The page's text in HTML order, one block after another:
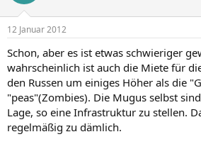
12 Januar 2012
Schon, aber es ist etwas schwieriger
wahrscheinlich ist auch die Miete für
den Russen um einiges Höher als die
"peas"(Zombies). Die Mugus selbst
Lage, so eine Infrastruktur zu stellen.
regelmäßig zu dämlich.